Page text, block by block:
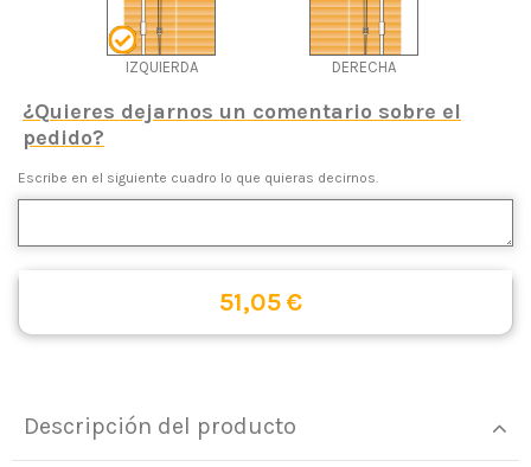
IZQUIERDA DERECHA
¿Quieres dejarnos un comentario sobre el
pedido?
Escribe en el siguiente cuadro lo que quieras decirnos.
51,05 €
Descripción del producto